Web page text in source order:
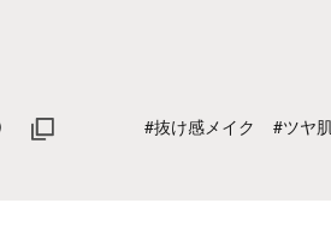
#抜け感メイク #ツヤ